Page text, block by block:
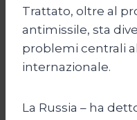
Trattato, oltre al
antimissile, sta
problemi centrali
internazionale.
La Russia – ha